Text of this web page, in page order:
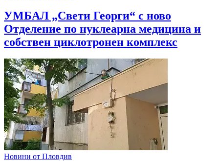
УМБАЛ „Свети Георги“ с ново
Отделение по нуклеарна медицина и
собствен циклотронен комплекс
Новини от Пловдив